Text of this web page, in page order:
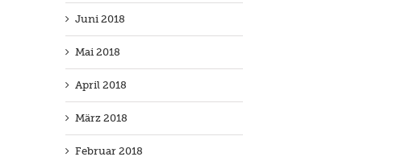
Juni 2018
Mai 2018
April 2018
März 2018
Februar 2018